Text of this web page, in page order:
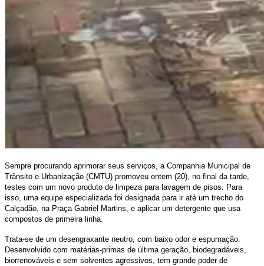
Sempre procurando aprimorar seus serviços, a Companhia Municipal de
Trânsito e Urbanização (CMTU) promoveu ontem (20), no final da tarde,
testes com um novo produto de limpeza para lavagem de pisos. Para
isso, uma equipe especializada foi designada para ir até um trecho do
Calçadão, na Praça Gabriel Martins, e aplicar um detergente que usa
compostos de primeira linha.
Trata-se de um desengraxante neutro, com baixo odor e espumação.
Desenvolvido com matérias-primas de última geração, biodegradáveis,
biorrenováveis e sem solventes agressivos, tem grande poder de